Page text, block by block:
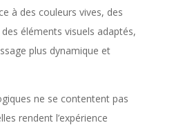
à des couleurs vives, des
éléments visuels adaptés,
plus dynamique et
ne se contentent pas
rendent l’expérience